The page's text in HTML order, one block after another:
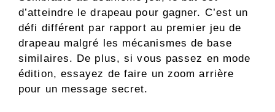
d’atteindre le drapeau pour gagner. C’est un
défi différent par rapport au premier jeu de
drapeau malgré les mécanismes de base
similaires. De plus, si vous passez en mode
édition, essayez de faire un zoom arrière
pour un message secret.